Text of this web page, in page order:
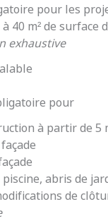
pour les
40 m² de
exhaustive
pour
à partir de 5
abris de
de